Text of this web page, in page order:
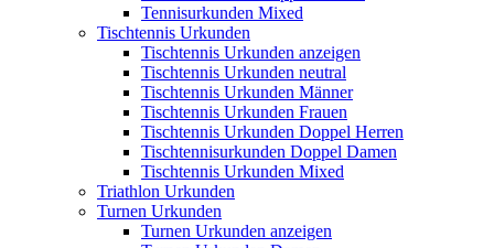
Tennisurkunden Mixed
Tischtennis Urkunden
Tischtennis Urkunden anzeigen
Tischtennis Urkunden neutral
Tischtennis Urkunden Männer
Tischtennis Urkunden Frauen
Tischtennis Urkunden Doppel Herren
Tischtennisurkunden Doppel Damen
Tischtennis Urkunden Mixed
Triathlon Urkunden
Turnen Urkunden
Turnen Urkunden anzeigen